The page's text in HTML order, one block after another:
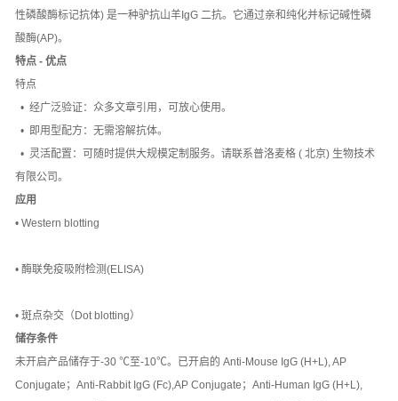
性磷酸酶标记抗体) 是一种驴抗山羊IgG 二抗。它通过亲和纯化并标记碱性磷
酸酶(AP)。
特点 - 优点
特点
• 经广泛验证：众多文章引用，可放心使用。
• 即用型配方：无需溶解抗体。
• 灵活配置：可随时提供大规模定制服务。请联系普洛麦格 ( 北京) 生物技术
有限公司。
应用
• Western blotting
• 酶联免疫吸附检测(ELISA)
• 斑点杂交（Dot blotting）
储存条件
未开启产品储存于-30 ℃至-10℃。已开启的 Anti-Mouse IgG (H+L), AP
Conjugate；Anti-Rabbit IgG (Fc),AP Conjugate；Anti-Human IgG (H+L),